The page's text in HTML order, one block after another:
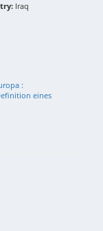
Iraq
:
eines